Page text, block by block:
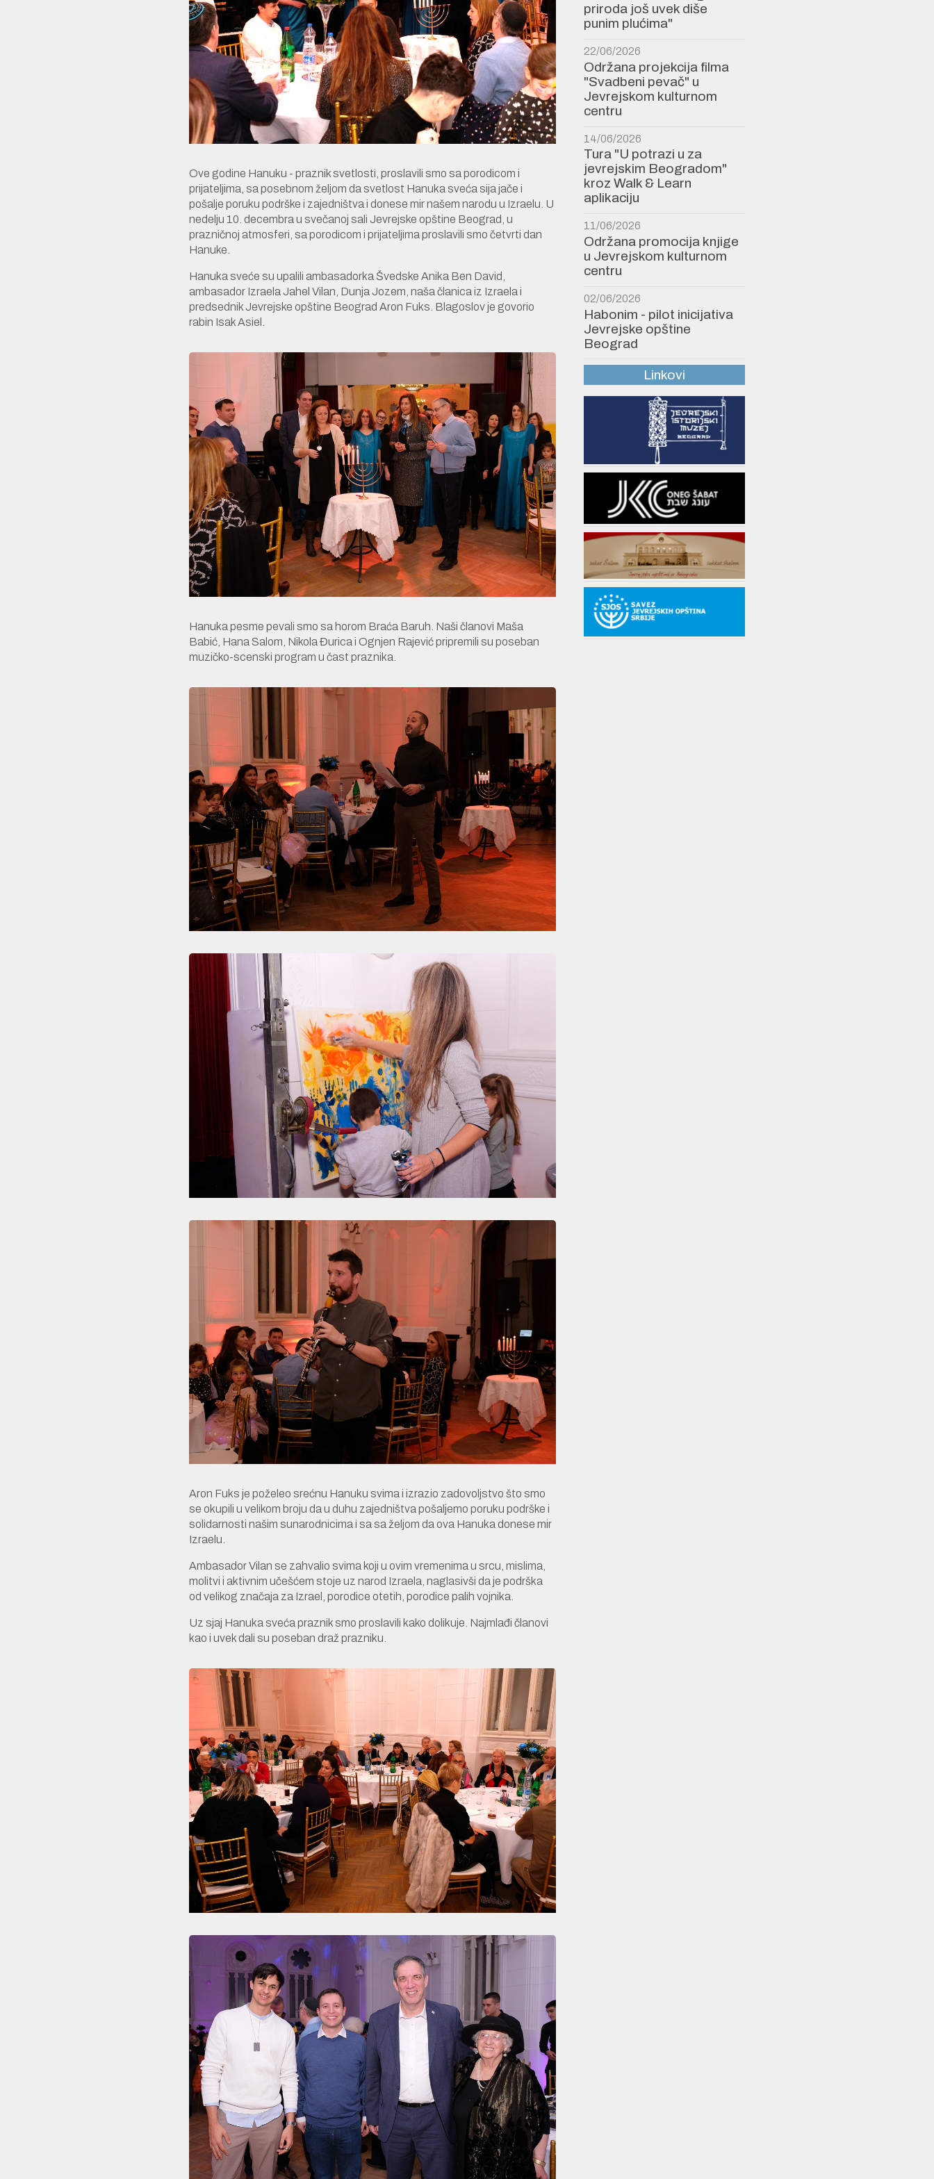
Ove godine Hanuku - praznik svetlosti, proslavili smo sa porodicom i
prijateljima, sa posebnom željom da svetlost Hanuka sveća sija jače i
pošalje poruku podrške i zajedništva i donese mir našem narodu u Izraelu. U
nedelju 10. decembra u svečanoj sali Jevrejske opštine Beograd, u
prazničnoj atmosferi, sa porodicom i prijateljima proslavili smo četvrti dan
Hanuke.
Hanuka sveće su upalili ambasadorka Švedske Anika Ben David,
ambasador Izraela Jahel Vilan, Dunja Jozem, naša članica iz Izraela i
predsednik Jevrejske opštine Beograd Aron Fuks. Blagoslov je govorio
rabin Isak Asiel.
Hanuka pesme pevali smo sa horom Braća Baruh. Naši članovi Maša
Babić, Hana Salom, Nikola Đurica i Ognjen Rajević pripremili su poseban
muzičko-scenski program u čast praznika.
Aron Fuks je poželeo srećnu Hanuku svima i izrazio zadovoljstvo što smo
se okupili u velikom broju da u duhu zajedništva pošaljemo poruku podrške i
solidarnosti našim sunarodnicima i sa sa željom da ova Hanuka donese mir
Izraelu.
Ambasador Vilan se zahvalio svima koji u ovim vremenima u srcu, mislima,
molitvi i aktivnim učešćem stoje uz narod Izraela, naglasivši da je podrška
od velikog značaja za Izrael, porodice otetih, porodice palih vojnika.
Uz sjaj Hanuka sveća praznik smo proslavili kako dolikuje. Najmlađi članovi
kao i uvek dali su poseban draž prazniku.
priroda još uvek diše
punim plućima"
22/06/2026
Održana projekcija filma
"Svadbeni pevač" u
Jevrejskom kulturnom
centru
14/06/2026
Tura "U potrazi u za
jevrejskim Beogradom"
kroz Walk & Learn
aplikaciju
11/06/2026
Održana promocija knjige
u Jevrejskom kulturnom
centru
02/06/2026
Habonim - pilot inicijativa
Jevrejske opštine
Beograd
Linkovi